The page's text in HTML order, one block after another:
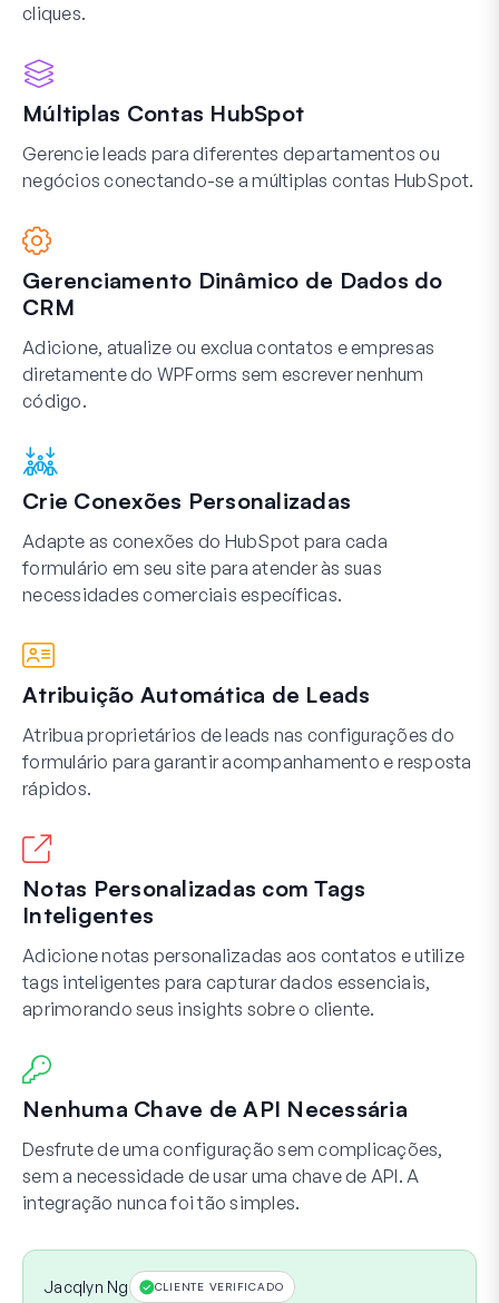
cliques.
Múltiplas Contas HubSpot
Gerencie leads para diferentes departamentos ou
negócios conectando-se a múltiplas contas HubSpot.
Gerenciamento Dinâmico de Dados do
CRM
Adicione, atualize ou exclua contatos e empresas
diretamente do WPForms sem escrever nenhum
código.
Crie Conexões Personalizadas
Adapte as conexões do HubSpot para cada
formulário em seu site para atender às suas
necessidades comerciais específicas.
Atribuição Automática de Leads
Atribua proprietários de leads nas configurações do
formulário para garantir acompanhamento e resposta
rápidos.
Notas Personalizadas com Tags
Inteligentes
Adicione notas personalizadas aos contatos e utilize
tags inteligentes para capturar dados essenciais,
aprimorando seus insights sobre o cliente.
Nenhuma Chave de API Necessária
Desfrute de uma configuração sem complicações,
sem a necessidade de usar uma chave de API. A
integração nunca foi tão simples.
Jacqlyn Ng CLIENTE VERIFICADO